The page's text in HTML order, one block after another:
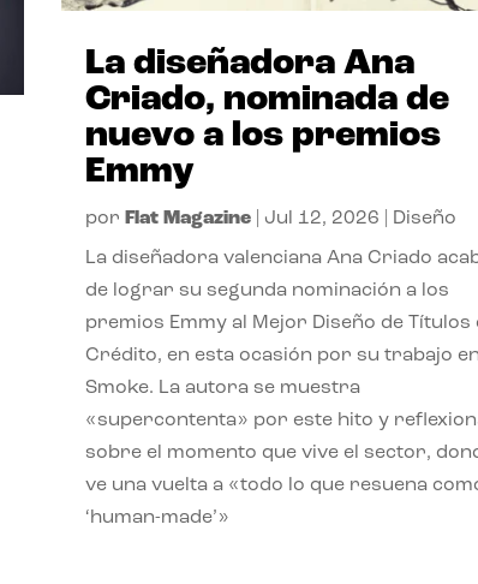
La diseñadora Ana
Criado, nominada de
nuevo a los premios
Emmy
por Flat Magazine| Jul 12, 2026 Diseño
La diseñadora valenciana Ana Criado
de lograr su segunda nominación a los
premios Emmy al Mejor Diseño de Títulos
Crédito, en esta ocasión por su trabajo
Smoke. La autora se muestra
«supercontenta» por este hito y
sobre el momento que vive el sector,
ve una vuelta a «todo lo que resuena
‘human-made’»